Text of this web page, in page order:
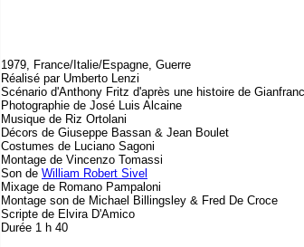
1979, France/Italie/Espagne, Guerre
Réalisé par Umberto Lenzi
Scénario d'Anthony Fritz d'après une histoire de
Photographie de José Luis Alcaine
Musique de Riz Ortolani
Décors de Giuseppe Bassan & Jean Boulet
Costumes de Luciano Sagoni
Montage de Vincenzo Tomassi
Son de William Robert Sivel
Mixage de Romano Pampaloni
Montage son de Michael Billingsley & Fred De Croce
Scripte de Elvira D'Amico
Durée 1 h 40